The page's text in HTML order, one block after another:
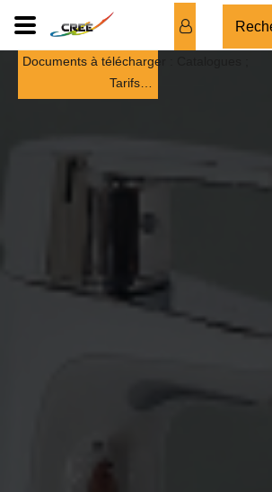
Documents à télécharger : Catalogues ;
Tarifs…